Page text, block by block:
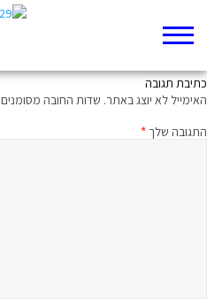
כתיבת תגובה
האימייל לא יוצג באתר. שדות החובה מסומנים
התגובה שלך*